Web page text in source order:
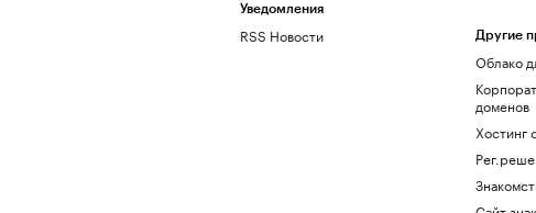
Уведомления
RSS Новости Другие
Облако
доменов
Хостинг